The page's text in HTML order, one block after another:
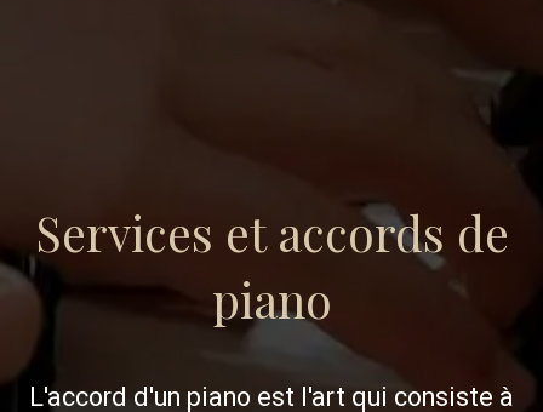
Services et accords de
piano
L'accord d'un piano est l'art qui consiste à